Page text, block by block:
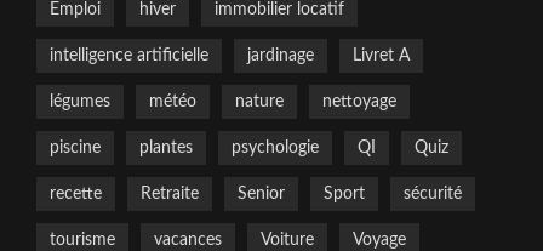
Emploi hiver immobilier locatif
intelligence artificielle jardinage Livret A
légumes météo nature nettoyage
piscine plantes psychologie QI Quiz
recette Retraite Senior Sport sécurité
tourisme vacances Voiture Voyage